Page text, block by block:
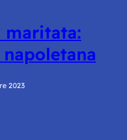
maritata:
napoletana
2023